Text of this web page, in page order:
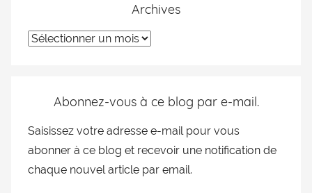
Archives
Abonnez-vous à ce blog par e-mail.
Saisissez votre adresse e-mail pour vous
abonner à ce blog et recevoir une notification de
chaque nouvel article par email.